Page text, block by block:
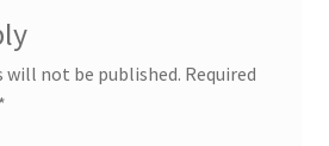
will not be published. Required
*